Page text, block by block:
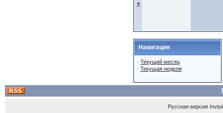
»
Навигация
· Текущий месяц
· Текущая неделя
Русская версия